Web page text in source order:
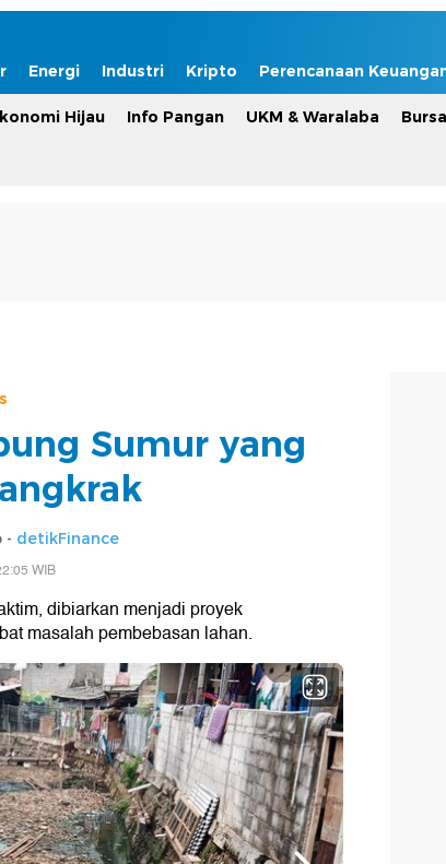
Energi Industri Kripto Perencanaan
Hijau Info Pangan UKM & Waralaba
Sumur yang
- detikFinance
WIB
dibiarkan menjadi proyek
masalah pembebasan lahan.